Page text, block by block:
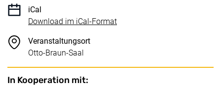
iCal
Download im iCal-Format, 1 KB (öffnet neues Fenster)
Veranstaltungsort
Otto-Braun-Saal
In Kooperation mit: